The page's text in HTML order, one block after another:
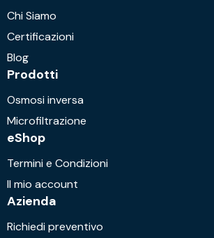
Chi Siamo
Certificazioni
Blog
Prodotti
Osmosi inversa
Microfiltrazione
eShop
Termini e Condizioni
Il mio account
Azienda
Richiedi preventivo